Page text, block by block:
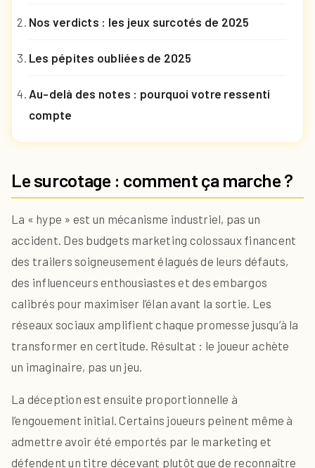
Nos verdicts : les jeux surcotés de 2025
Les pépites oubliées de 2025
Au-delà des notes : pourquoi votre ressenti
compte
Le surcotage : comment ça marche ?
La « hype » est un mécanisme industriel, pas un
accident. Des budgets marketing colossaux financent
des trailers soigneusement élagués de leurs défauts,
des influenceurs enthousiastes et des embargos
calibrés pour maximiser l’élan avant la sortie. Les
réseaux sociaux amplifient chaque promesse jusqu’à la
transformer en certitude. Résultat : le joueur achète
un imaginaire, pas un jeu.
La déception est ensuite proportionnelle à
l’engouement initial. Certains joueurs peinent même à
admettre avoir été emportés par le marketing et
défendent un titre décevant plutôt que de reconnaître